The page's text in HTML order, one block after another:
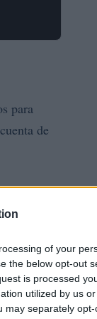
of your
the below opt-out
is processed
utilized by us
may separately
para
de